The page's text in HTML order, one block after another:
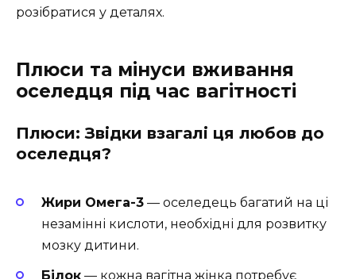
розібратися у деталях.
Плюси та мінуси вживання
оселедця під час вагітності
Плюси: Звідки взагалі ця любов до
оселедця?
Жири Омега-3 — оселедець багатий на ці
незамінні кислоти, необхідні для розвитку
мозку дитини.
Білок — кожна вагітна жінка потребує